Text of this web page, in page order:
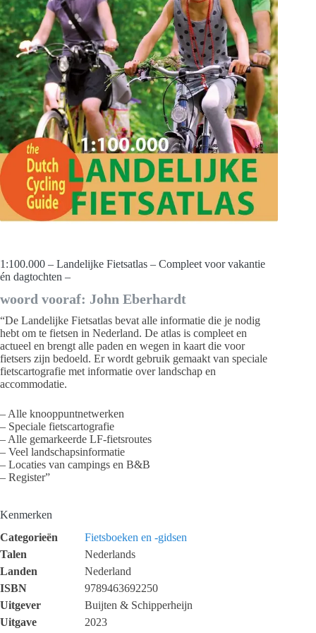
1:100.000 – Landelijke Fietsatlas – Compleet voor vakantie
én dagtochten –
woord vooraf: John Eberhardt
“De Landelijke Fietsatlas bevat alle informatie die je nodig
hebt om te fietsen in Nederland. De atlas is compleet en
actueel en brengt alle paden en wegen in kaart die voor
fietsers zijn bedoeld. Er wordt gebruik gemaakt van speciale
fietscartografie met informatie over landschap en
accommodatie.
– Alle knooppuntnetwerken
– Speciale fietscartografie
– Alle gemarkeerde LF-fietsroutes
– Veel landschapsinformatie
– Locaties van campings en B&B
– Register”
Kenmerken
Categorieën
Fietsboeken en -gidsen
Talen
Nederlands
Landen
Nederland
ISBN
9789463692250
Uitgever
Buijten & Schipperheijn
Uitgave
2023